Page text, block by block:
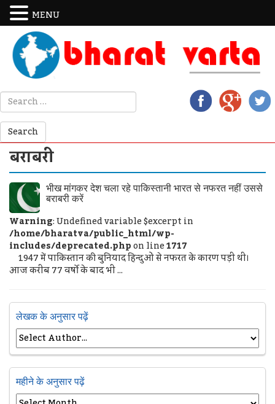
बराबरी
भीख मांगकर देश चला रहे पाकिस्तानी भारत से नफरत नहीं उससे
बराबरी करें
Warning: Undefined variable $excerpt in
/home/bharatva/public_html/wp-
includes/deprecated.phpon line1717
1947 में पाकिस्तान की बुनियाद हिन्दुओं से नफरत के कारण पड़ी थी।
आज करीब 77 वर्षो के बाद भी ...
लेखक के अनुसार पढ़ें
महीने के अनुसार पढ़ें
MENU